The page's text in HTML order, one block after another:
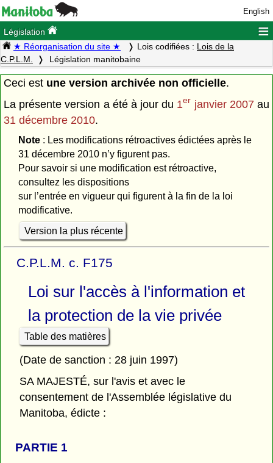
English
Législation ≡
★ Réorganisation du site ★ Lois codifiées : Lois de la
C.P.L.M.
Législation manitobaine
Ceci est une version archivée non officielle.
La présente version a été à jour du 1er janvier 2007au
31 décembre 2010.
Note: Les modifications rétroactives édictées après le
31 décembre 2010 n’y figurent pas.
Pour savoir si une modification est rétroactive,
consultez les dispositions
sur l’entrée en vigueur qui figurent à la fin de la loi
modificative.
Version la plus récente
C.P.L.M. c. F175
Loi sur l'accès à l'information et
la protection de la vie privée
Table des matières
(Date de sanction : 28 juin 1997)
SA MAJESTÉ, sur l'avis et avec le
consentement de l'Assemblée législative du
Manitoba, édicte :
PARTIE 1